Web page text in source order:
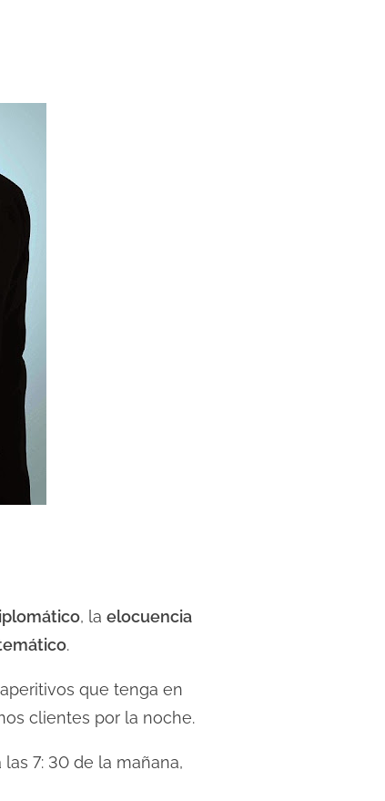
, la elocuencia
.
que tenga en
clientes por la noche.
7: 30 de la mañana,